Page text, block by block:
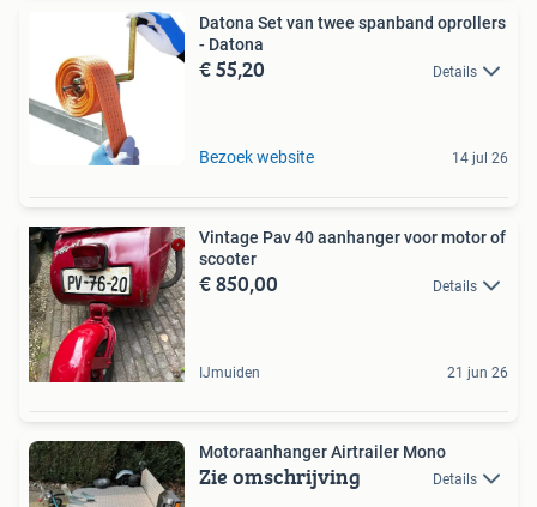
Datona Set van twee spanband oprollers
- Datona
€ 55,20 Details
Bezoek website 14 jul 26
Vintage Pav 40 aanhanger voor motor of
scooter
€ 850,00 Details
IJmuiden 21 jun 26
Motoraanhanger Airtrailer Mono
Zie omschrijving Details